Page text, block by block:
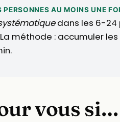
PERSONNES AU MOINS UNE
dans les 6-24
méthode : accumuler
vous si…